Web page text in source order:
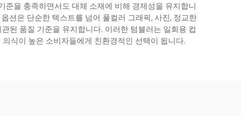
을 충족하면서도 대체 소재에 비해 경제성을 유지합니
션은 단순한 텍스트를 넘어 풀컬러 그래픽, 사진, 정교한
된 품질 기준을 유지합니다. 이러한 텀블러는 일회용 컵
식이 높은 소비자들에게 친환경적인 선택이 됩니다.